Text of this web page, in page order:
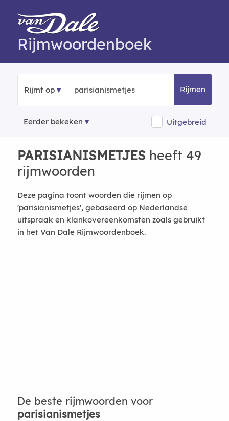
Rijmwoordenboek
Rijmt op Rijmen
Eerder bekeken Uitgebreid
PARISIANISMETJESheeft 49
rijmwoorden
Deze pagina toont woorden die rijmen op
'parisianismetjes', gebaseerd op Nederlandse
uitspraak en klankovereenkomsten zoals gebruikt
in het Van Dale Rijmwoordenboek.
De beste rijmwoorden voor
parisianismetjes